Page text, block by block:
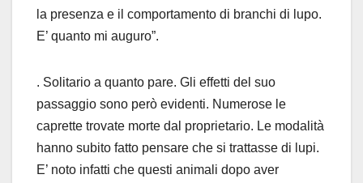
la presenza e il comportamento di branchi di lupo.
E’ quanto mi auguro”.
. Solitario a quanto pare. Gli effetti del suo
passaggio sono però evidenti. Numerose le
caprette trovate morte dal proprietario. Le modalità
hanno subito fatto pensare che si trattasse di lupi.
E’ noto infatti che questi animali dopo aver